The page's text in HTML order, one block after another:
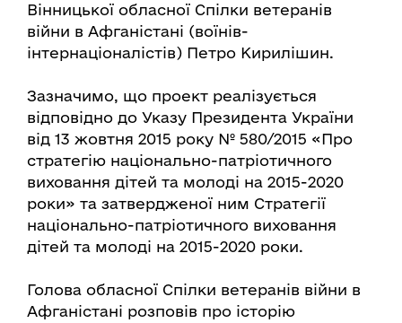
Вінницької обласної Спілки ветеранів
війни в Афганістані (воїнів-
інтернаціоналістів) Петро Кирилішин.
Зазначимо, що проект реалізується
відповідно до Указу Президента України
від 13 жовтня 2015 року № 580/2015 «Про
стратегію національно-патріотичного
виховання дітей та молоді на 2015-2020
роки» та затвердженої ним Стратегії
національно-патріотичного виховання
дітей та молоді на 2015-2020 роки.
Голова обласної Спілки ветеранів війни в
Афганістані розповів про історію